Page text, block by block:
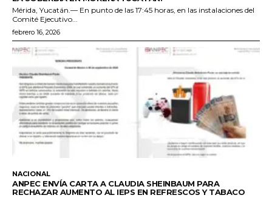
Mérida, Yucatán.— En punto de las 17:45 horas, en las instalaciones del
Comité Ejecutivo...
febrero 16, 2026
NACIONAL
ANPEC ENVÍA CARTA A CLAUDIA SHEINBAUM PARA
RECHAZAR AUMENTO AL IEPS EN REFRESCOS Y TABACO